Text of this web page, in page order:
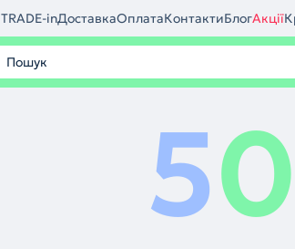
TRADE-inДоставкаОплатаКонтактиБлогАкції
50